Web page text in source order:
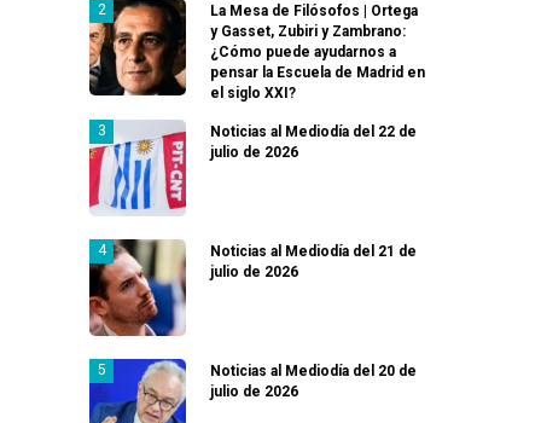
La Mesa de Filósofos | Ortega
y Gasset, Zubiri y Zambrano:
¿Cómo puede ayudarnos a
pensar la Escuela de Madrid en
el siglo XXI?
Noticias al Mediodía del 22 de
julio de 2026
Noticias al Mediodía del 21 de
julio de 2026
Noticias al Mediodía del 20 de
julio de 2026